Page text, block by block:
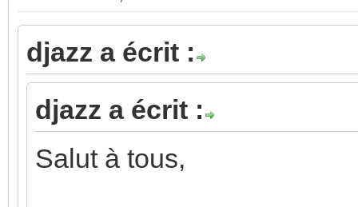
djazz a écrit :
djazz a écrit :
Salut à tous,